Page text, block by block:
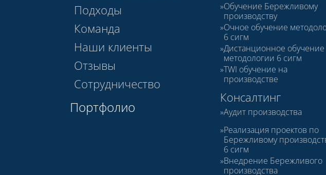
Подходы
Команда
Наши клиенты
Отзывы
Сотрудничество
Портфолио
Обучение Бережливому
производству
Очное обучение
6 сигм
Дистанционное обучение
методологии 6 сигм
TWI обучение на
производстве
Консалтинг
Аудит производства
Реализация проектов по
Бережливому
6 сигм
Внедрение Бережливого
производства